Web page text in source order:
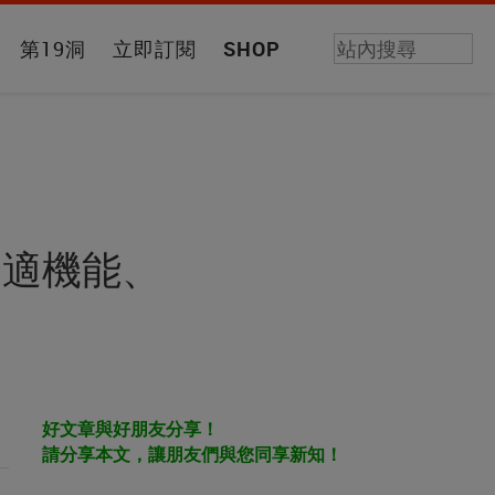
第19洞 立即訂閱 SHOP
機能、
好文章與好朋友分享！
請分享本文，讓朋友們與您同享新知！